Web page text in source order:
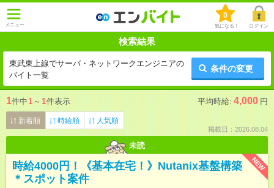
メニュー
0
気になる！ ログイン
検索結果
東武東上線でサーバ・ネットワークエンジニアの
バイト一覧
条件の変更
1件中1 ～ 1件表示 平均時給: 4,000 円
新着順 時給順 人気順
掲載日：2026.08.04
未読
NEW
時給4000円！《基本在宅！》Nutanix基盤構築
＊スポット案件